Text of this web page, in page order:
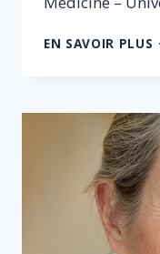
EN SAVOIR PLUS